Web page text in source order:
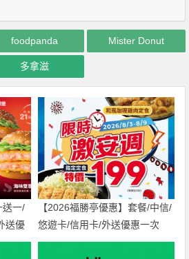
foodpanda Mister Donut
多拿滋
送一/
送優
【2026福勝亭優惠】套餐/中信/
悠遊卡/信用卡/外送優惠一次
看！